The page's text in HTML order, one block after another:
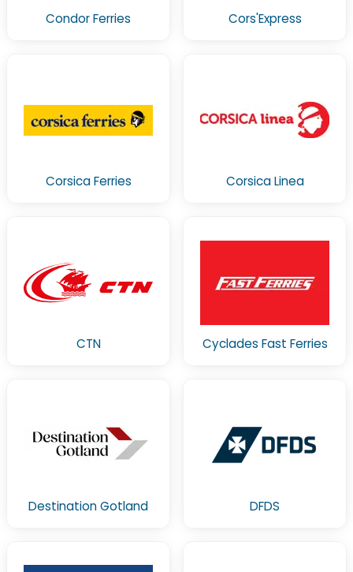
Condor Ferries Cors'Express
Corsica Ferries Corsica Linea
CTN Cyclades Fast Ferries
Destination Gotland DFDS